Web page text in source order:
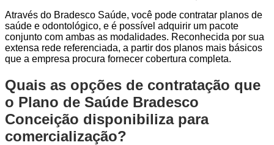
Através do Bradesco Saúde, você pode contratar planos de
saúde e odontológico, e é possível adquirir um pacote
conjunto com ambas as modalidades. Reconhecida por sua
extensa rede referenciada, a partir dos planos mais básicos
que a empresa procura fornecer cobertura completa.
Quais as opções de contratação que
o Plano de Saúde Bradesco
Conceição disponibiliza para
comercialização?